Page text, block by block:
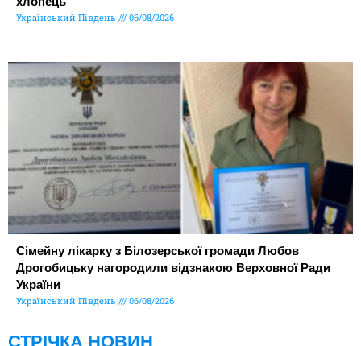
Український Південь 06/08/2026
Сімейну лікарку з Білозерської громади Любов
Дрогобицьку нагородили відзнакою Верховної Ради
України
Український Південь 06/08/2026
СТРІЧКА НОВИН